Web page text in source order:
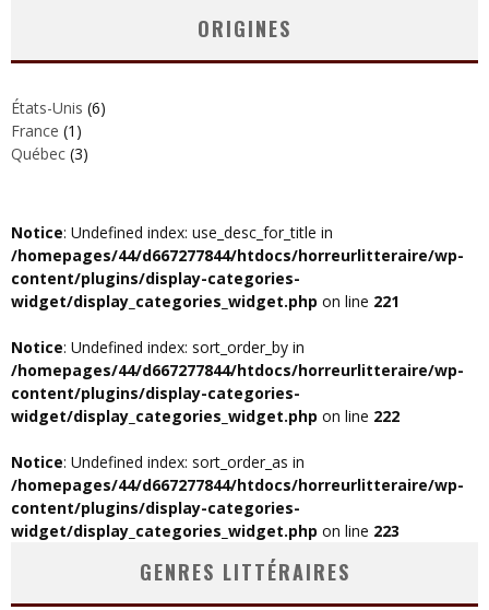
ORIGINES
États-Unis (6)
France (1)
Québec (3)
Notice: Undefined index: use_desc_for_title in
/homepages/44/d667277844/htdocs/horreurlitteraire/wp-
content/plugins/display-categories-
widget/display_categories_widget.php on line 221
Notice: Undefined index: sort_order_by in
/homepages/44/d667277844/htdocs/horreurlitteraire/wp-
content/plugins/display-categories-
widget/display_categories_widget.php on line 222
Notice: Undefined index: sort_order_as in
/homepages/44/d667277844/htdocs/horreurlitteraire/wp-
content/plugins/display-categories-
widget/display_categories_widget.php on line 223
GENRES LITTÉRAIRES